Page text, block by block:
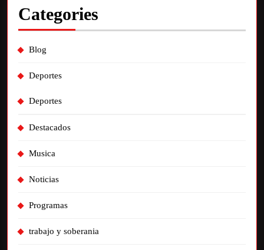
Categories
Blog
Deportes
Deportes
Destacados
Musica
Noticias
Programas
trabajo y soberania